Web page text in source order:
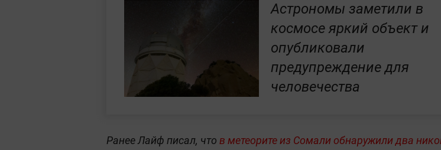
Астрономы заметили в
космосе яркий объект и
опубликовали
предупреждение для
человечества
Ранее Лайф писал, что в метеорите из Сомали обнаружили два